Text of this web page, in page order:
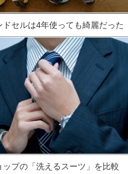
ドセルは4年使っても綺麗だった
ップの「洗えるスーツ」を比較